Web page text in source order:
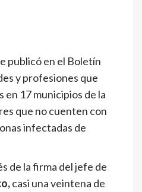
publicó en el Boletín
y profesiones que
en 17 municipios de la
que no cuenten con
infectadas de
de la firma del jefe de
casi una veintena de